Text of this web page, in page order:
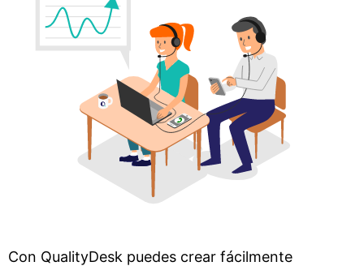
Con QualityDesk puedes crear fácilmente